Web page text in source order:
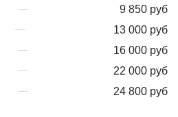
9 850 руб
13 000 руб
16 000 руб
22 000 руб
24 800 руб